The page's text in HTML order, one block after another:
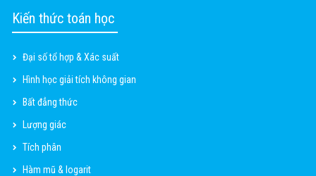
Kiến thức toán học
Đại số tổ hợp & Xác suất
Hình học giải tích không gian
Bất đẳng thức
Lượng giác
Tích phân
Hàm mũ & logarit